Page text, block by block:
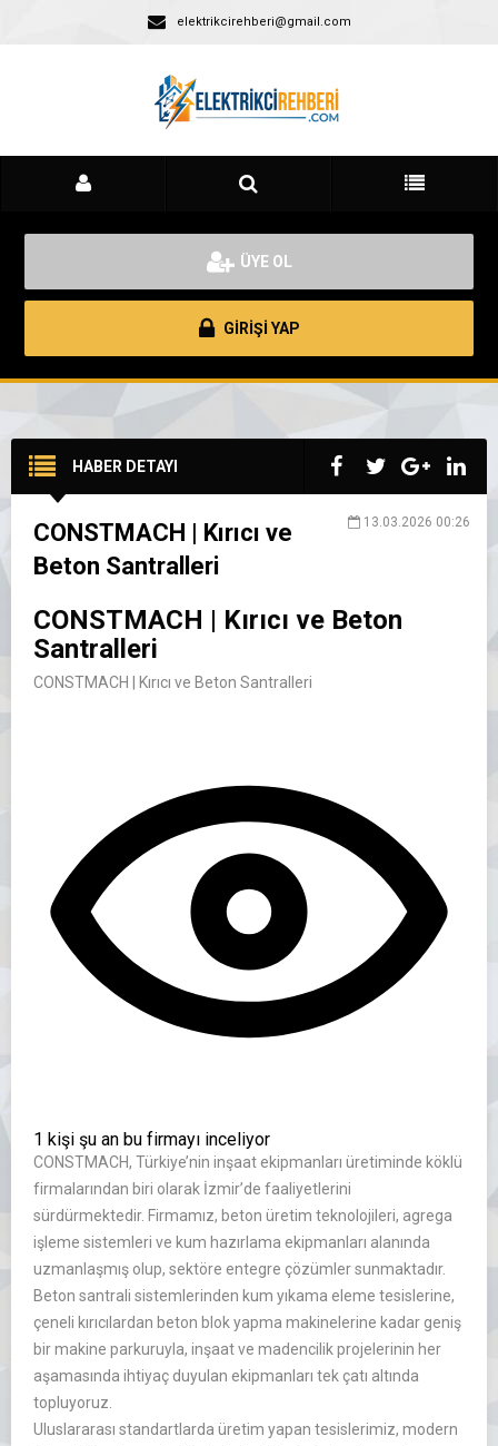
elektrikcirehberi@gmail.com
ÜYE OL
GİRİŞİ YAP
HABER DETAYI
13.03.2026 00:26
CONSTMACH | Kırıcı ve
Beton Santralleri
CONSTMACH | Kırıcı ve Beton
Santralleri
CONSTMACH | Kırıcı ve Beton Santralleri
1 kişi şu an bu firmayı inceliyor
CONSTMACH, Türkiye’nin inşaat ekipmanları üretiminde köklü
firmalarından biri olarak İzmir’de faaliyetlerini
sürdürmektedir. Firmamız, beton üretim teknolojileri, agrega
işleme sistemleri ve kum hazırlama ekipmanları alanında
uzmanlaşmış olup, sektöre entegre çözümler sunmaktadır.
Beton santrali sistemlerinden kum yıkama eleme tesislerine,
çeneli kırıcılardan beton blok yapma makinelerine kadar geniş
bir makine parkuruyla, inşaat ve madencilik projelerinin her
aşamasında ihtiyaç duyulan ekipmanları tek çatı altında
topluyoruz.
Uluslararası standartlarda üretim yapan tesislerimiz, modern